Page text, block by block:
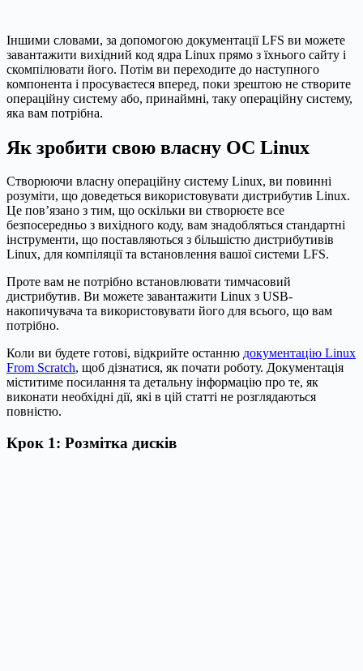
Іншими словами, за допомогою документації LFS ви можете
завантажити вихідний код ядра Linux прямо з їхнього сайту і
скомпілювати його. Потім ви переходите до наступного
компонента і просуваєтеся вперед, поки зрештою не створите
операційну систему або, принаймні, таку операційну систему,
яка вам потрібна.
Як зробити свою власну ОС Linux
Створюючи власну операційну систему Linux, ви повинні
розуміти, що доведеться використовувати дистрибутив Linux.
Це пов’язано з тим, що оскільки ви створюєте все
безпосередньо з вихідного коду, вам знадобляться стандартні
інструменти, що поставляються з більшістю дистрибутивів
Linux, для компіляції та встановлення вашої системи LFS.
Проте вам не потрібно встановлювати тимчасовий
дистрибутив. Ви можете завантажити Linux з USB-
накопичувача та використовувати його для всього, що вам
потрібно.
Коли ви будете готові, відкрийте останню документацію Linux
From Scratch, щоб дізнатися, як почати роботу. Документація
міститиме посилання та детальну інформацію про те, як
виконати необхідні дії, які в цій статті не розглядаються
повністю.
Крок 1: Розмітка дисків